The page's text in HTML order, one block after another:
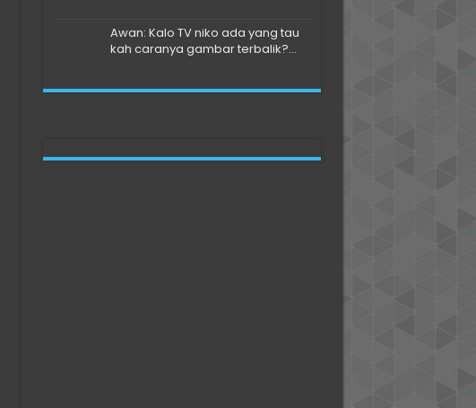
Awan: Kalo TV niko ada yang tau
kah caranya gambar terbalik?...